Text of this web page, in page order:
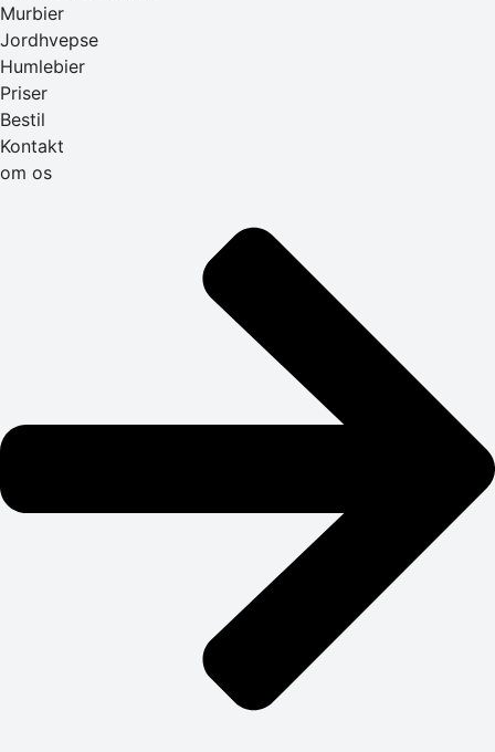
Murbier
Jordhvepse
Humlebier
Priser
Bestil
Kontakt
om os